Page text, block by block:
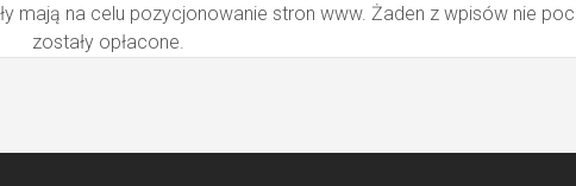
mają na celu pozycjonowanie stron www. Żaden z wpisów nie
zostały opłacone.